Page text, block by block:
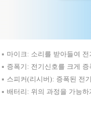
마이크: 소리를 받아들여
증폭기: 전기신호를 크게 증
스피커(리시버): 증폭된 전
배터리: 위의 과정을 가능하